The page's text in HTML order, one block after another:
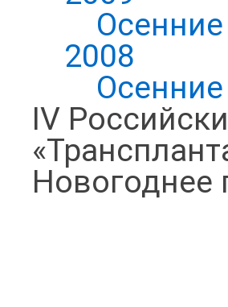
2008
IV
Новогоднее